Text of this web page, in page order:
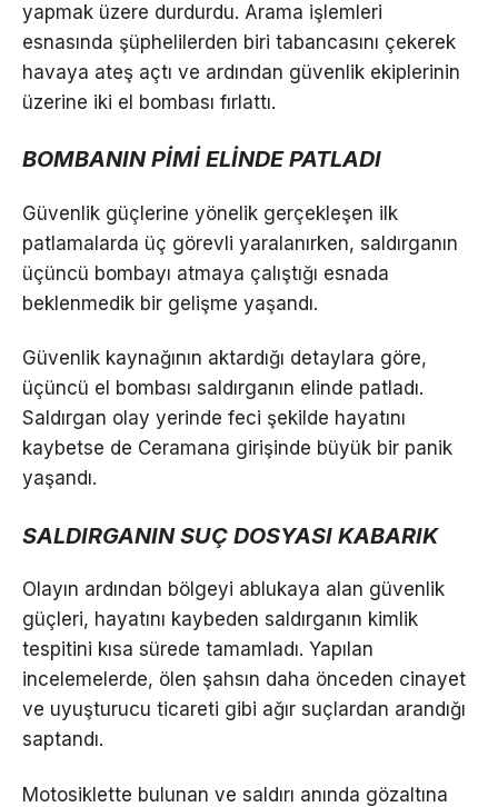
yapmak üzere durdurdu. Arama işlemleri
esnasında şüphelilerden biri tabancasını çekerek
havaya ateş açtı ve ardından güvenlik ekiplerinin
üzerine iki el bombası fırlattı.
BOMBANIN PİMİ ELİNDE PATLADI
Güvenlik güçlerine yönelik gerçekleşen ilk
patlamalarda üç görevli yaralanırken, saldırganın
üçüncü bombayı atmaya çalıştığı esnada
beklenmedik bir gelişme yaşandı.
Güvenlik kaynağının aktardığı detaylara göre,
üçüncü el bombası saldırganın elinde patladı.
Saldırgan olay yerinde feci şekilde hayatını
kaybetse de Ceramana girişinde büyük bir panik
yaşandı.
SALDIRGANIN SUÇ DOSYASI KABARIK
Olayın ardından bölgeyi ablukaya alan güvenlik
güçleri, hayatını kaybeden saldırganın kimlik
tespitini kısa sürede tamamladı. Yapılan
incelemelerde, ölen şahsın daha önceden cinayet
ve uyuşturucu ticareti gibi ağır suçlardan arandığı
saptandı.
Motosiklette bulunan ve saldırı anında gözaltına